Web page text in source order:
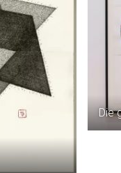
Die